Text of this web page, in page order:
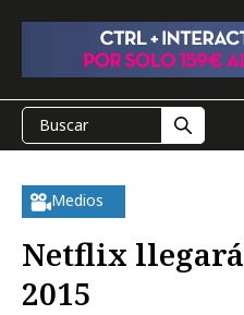
Medios
Netflix llegará
2015